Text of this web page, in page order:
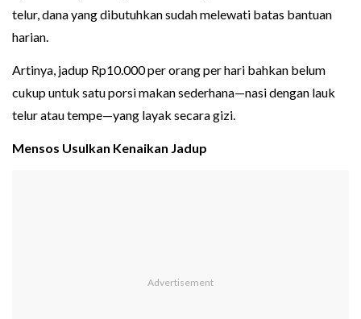
telur, dana yang dibutuhkan sudah melewati batas bantuan
harian.
Artinya, jadup Rp10.000 per orang per hari bahkan belum
cukup untuk satu porsi makan sederhana—nasi dengan lauk
telur atau tempe—yang layak secara gizi.
Mensos Usulkan Kenaikan Jadup